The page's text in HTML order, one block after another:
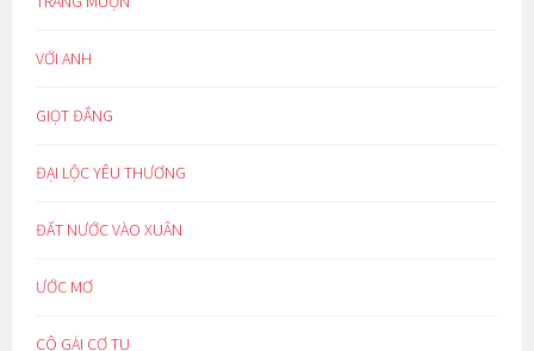
VỚI ANH
GIỌT ĐẮNG
ĐẠI LỘC YÊU THƯƠNG
ĐẤT NƯỚC VÀO XUÂN
ƯỚC MƠ
CÔ GÁI CƠ TU